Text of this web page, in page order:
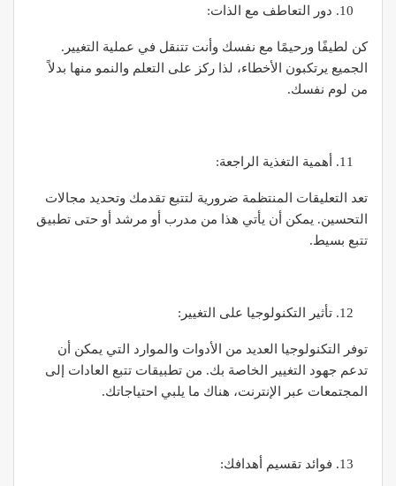
دور التعاطف مع الذات:
كن لطيفًا ورحيمًا مع نفسك وأنت تتنقل في عملية التغيير.
الجميع يرتكبون الأخطاء، لذا ركز على التعلم والنمو منها بدلاً
من لوم نفسك.
أهمية التغذية الراجعة:
تعد التعليقات المنتظمة ضرورية لتتبع تقدمك وتحديد مجالات
التحسين. يمكن أن يأتي هذا من مدرب أو مرشد أو حتى تطبيق
تتبع بسيط.
تأثير التكنولوجيا على التغيير:
توفر التكنولوجيا العديد من الأدوات والموارد التي يمكن أن
تدعم جهود التغيير الخاصة بك. من تطبيقات تتبع العادات إلى
المجتمعات عبر الإنترنت، هناك ما يلبي احتياجاتك.
فوائد تقسيم أهدافك: